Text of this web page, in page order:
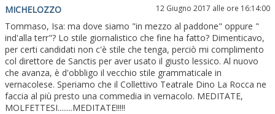
MICHELOZZO 12 Giugno 2017 alle ore 16:14:00
Tommaso, Isa: ma dove siamo "in mezzo al paddone" oppure "
ind'alla terr"? Lo stile giornalistico che fine ha fatto? Dimenticavo,
per certi candidati non c'è stile che tenga, perciò mi complimento
col direttore de Sanctis per aver usato il giusto lessico. Al nuovo
che avanza, è d'obbligo il vecchio stile grammaticale in
vernacolese. Speriamo che il Collettivo Teatrale Dino La Rocca ne
faccia al più presto una commedia in vernacolo. MEDITATE,
MOLFETTESI........MEDITATE!!!!!